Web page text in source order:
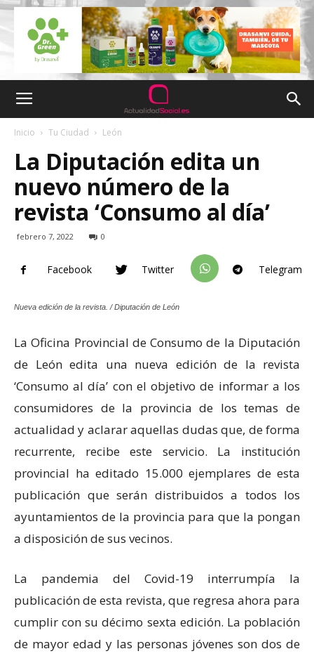
Inicio Tu Ciudad León
La Diputación edita un
nuevo número de la
revista ‘Consumo al día’
febrero 7, 2022 0
Facebook Twitter Telegram
Nueva edición de la revista. / Diputación de León
La Oficina Provincial de Consumo de la Diputación
de León edita una nueva edición de la revista
‘Consumo al día’ con el objetivo de informar a los
consumidores de la provincia de los temas de
actualidad y aclarar aquellas dudas que, de forma
recurrente, recibe este servicio. La institución
provincial ha editado 15.000 ejemplares de esta
publicación que serán distribuidos a todos los
ayuntamientos de la provincia para que la pongan
a disposición de sus vecinos.
La pandemia del Covid-19 interrumpía la
publicación de esta revista, que regresa ahora para
cumplir con su décimo sexta edición. La población
de mayor edad y las personas jóvenes son dos de